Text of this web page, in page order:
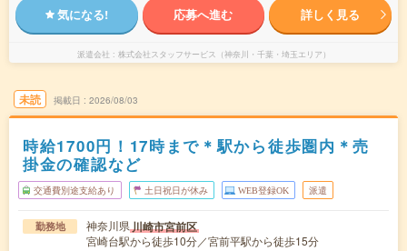
気になる! 応募へ進む 詳しく見る
派遣会社 株式会社スタッフサービス（神奈川・千葉・埼玉エリア）
未読 掲載日 2026/08/03
時給1700円！17時まで＊駅から徒歩圏内＊売
掛金の確認など
交通費別途支給あり 土日祝日が休み WEB登録OK 派遣
勤務地 神奈川県川崎市宮前区
宮崎台駅から徒歩10分／宮前平駅から徒歩15分